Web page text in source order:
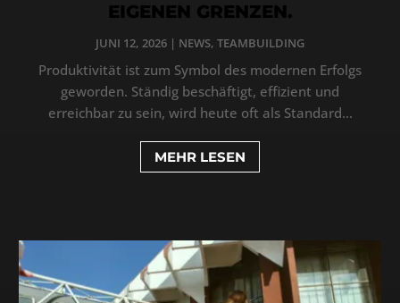
EIGENEN GRENZEN.
JUNI 12, 2026 | NEWS, TEAMBUILDING
Produktivität ist zum Symbol des modernen Erfolgs
geworden. Ständig beschäftigt, effizient und
erreichbar zu sein, wird heute oft als Standard...
MEHR LESEN